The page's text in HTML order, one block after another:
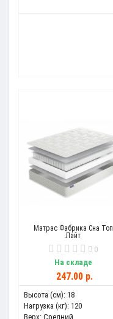
Матрас Фабрика Сна Топ
Лайт
0
На складе
247.00 р.
Высота (см): 18
Нагрузка (кг): 120
Верх: Средний